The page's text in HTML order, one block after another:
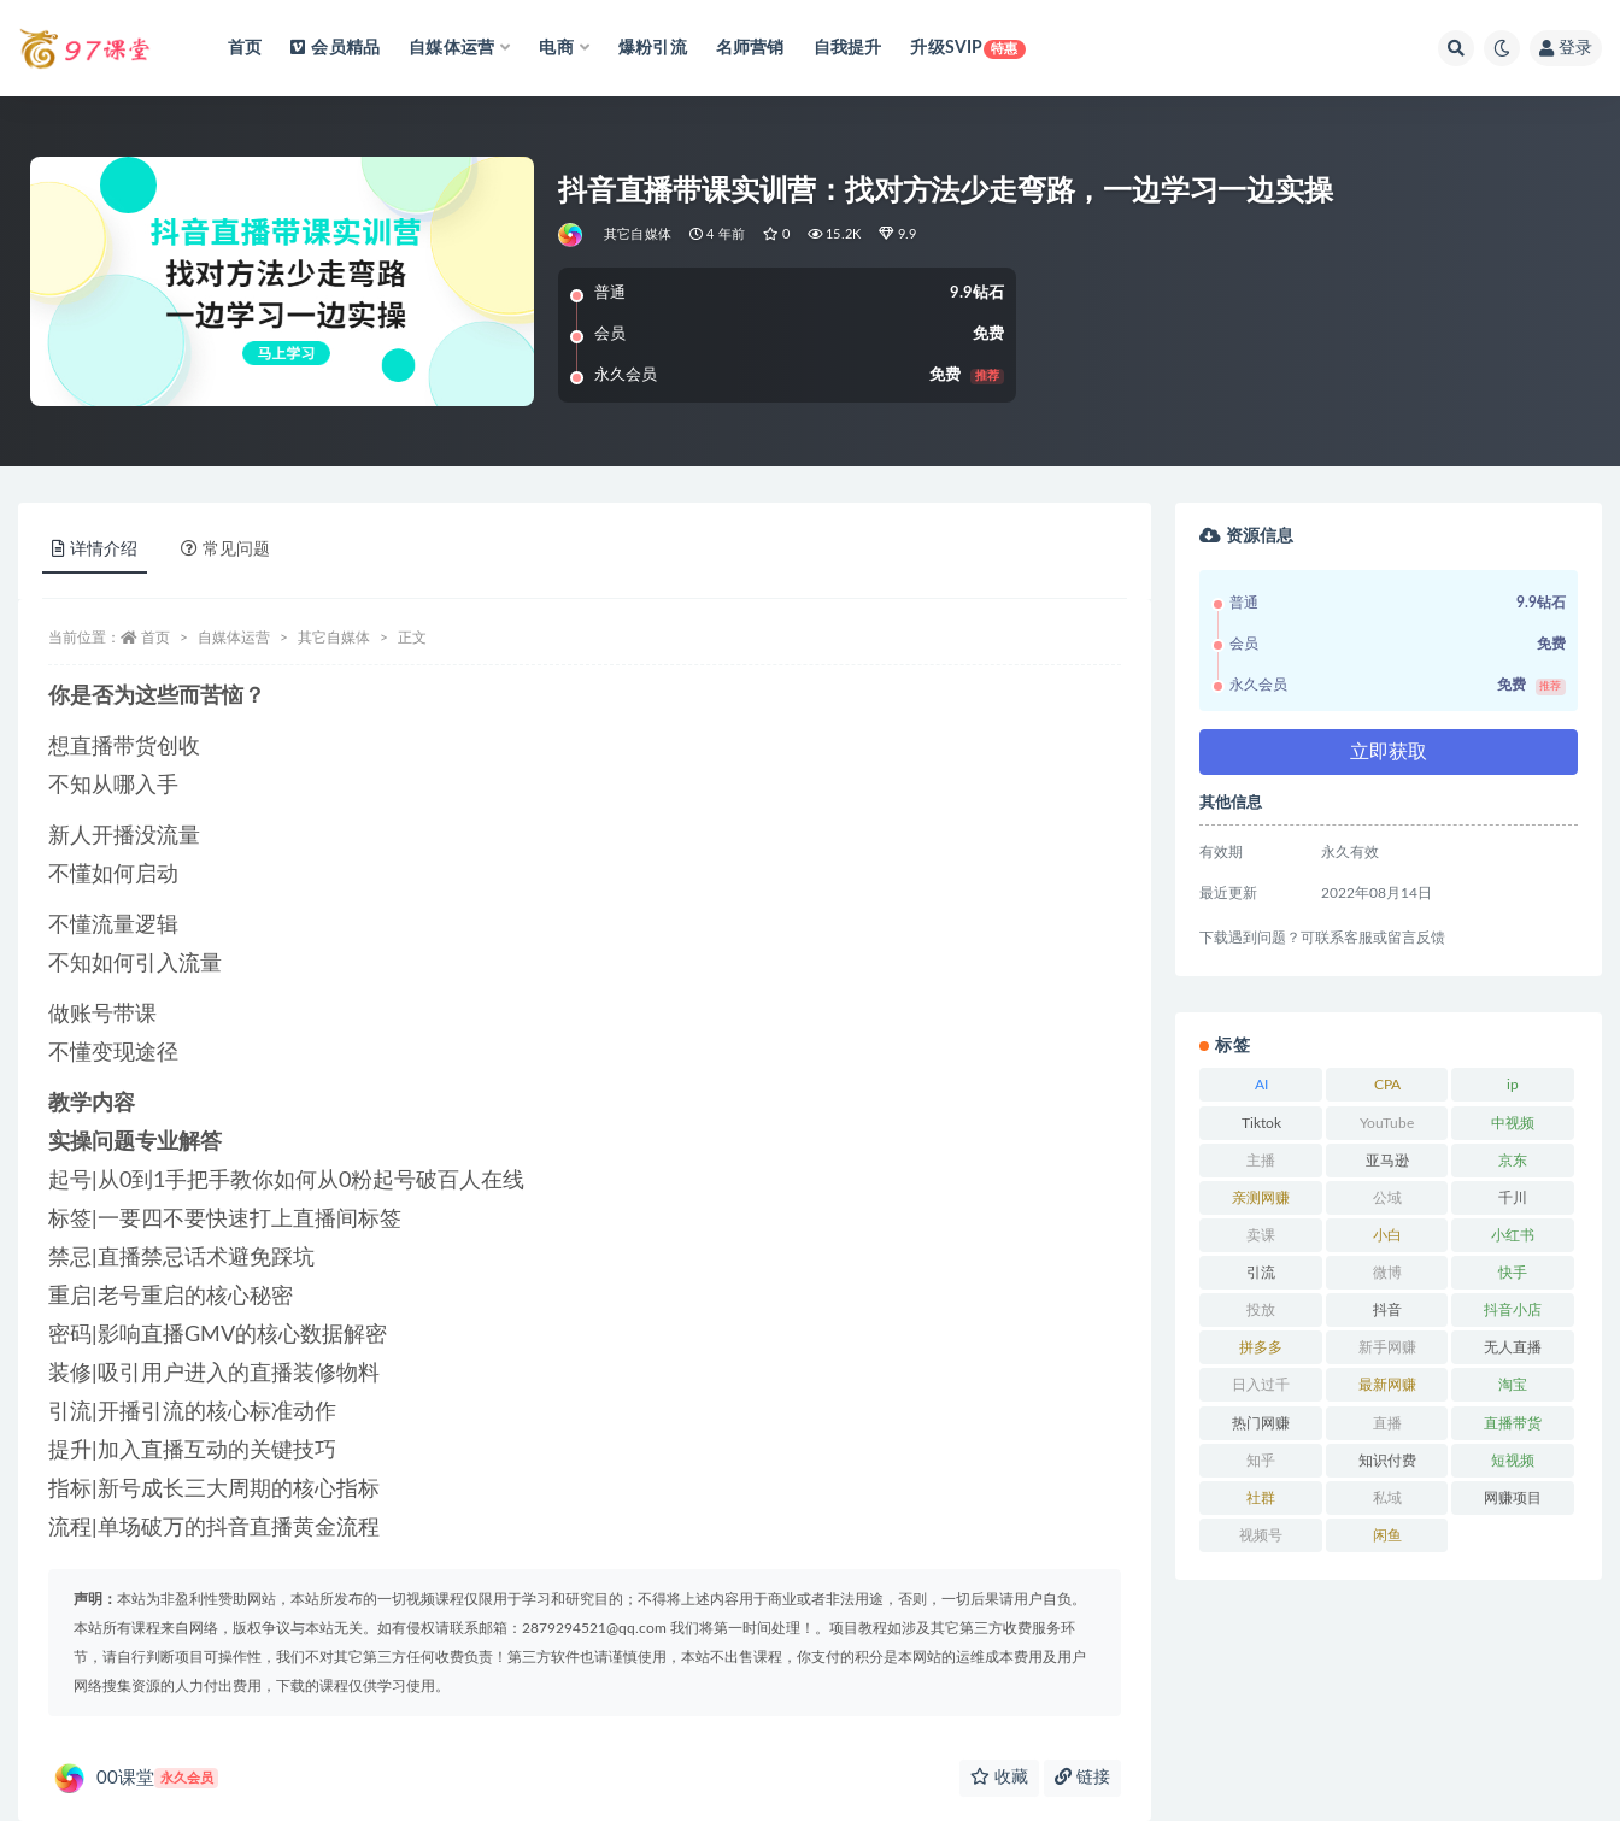
首页 会员精品 自媒体运营 电商 爆粉引流 名师营销 自我提升 升级SVIP 特惠 登录
抖音直播带课实训营：找对方法少走弯路，一边学习一边实操
其它自媒体 4 年前 0 15.2K 9.9
普通 9.9钻石
会员 免费
永久会员 免费 推荐
详情介绍 常见问题
当前位置： 首页 自媒体运营 其它自媒体 正文
你是否为这些而苦恼？
想直播带货创收
不知从哪入手
新人开播没流量
不懂如何启动
不懂流量逻辑
不知如何引入流量
做账号带课
不懂变现途径
教学内容
实操问题专业解答
起号|从0到1手把手教你如何从0粉起号破百人在线
标签|一要四不要快速打上直播间标签
禁忌|直播禁忌话术避免踩坑
重启|老号重启的核心秘密
密码|影响直播GMV的核心数据解密
装修|吸引用户进入的直播装修物料
引流|开播引流的核心标准动作
提升|加入直播互动的关键技巧
指标|新号成长三大周期的核心指标
流程|单场破万的抖音直播黄金流程
声明： 本站为非盈利性赞助网站，本站所发布的一切视频课程仅限用于学习和研究目的；不得将上述内容用于商业或者非法用途，否则，一切后果请用户自负。
本站所有课程来自网络，版权争议与本站无关。如有侵权请联系邮箱：2879294521@qq.com 我们将第一时间处理！。项目教程如涉及其它第三方收费服务环
节，请自行判断项目可操作性，我们不对其它第三方任何收费负责！第三方软件也请谨慎使用，本站不出售课程，你支付的积分是本网站的运维成本费用及用户
网络搜集资源的人力付出费用，下载的课程仅供学习使用。
00课堂 永久会员 收藏 链接
资源信息
普通 9.9钻石
会员 免费
永久会员 免费 推荐
立即获取
其他信息
有效期 永久有效
最近更新 2022年08月14日
下载遇到问题？可联系客服或留言反馈
标签
AI CPA ip
Tiktok YouTube 中视频
主播 亚马逊 京东
亲测网赚 公域 千川
卖课 小白 小红书
引流 微博 快手
投放 抖音 抖音小店
拼多多 新手网赚 无人直播
日入过千 最新网赚 淘宝
热门网赚 直播 直播带货
知乎 知识付费 短视频
社群 私域 网赚项目
视频号 闲鱼